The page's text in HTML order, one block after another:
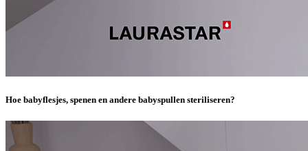
Hoe babyflesjes, spenen en andere babyspullen steriliseren?